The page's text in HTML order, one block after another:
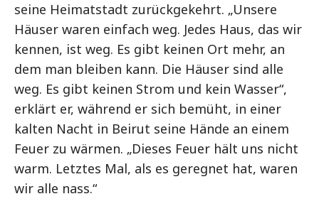
seine Heimatstadt zurückgekehrt. „Unsere
Häuser waren einfach weg. Jedes Haus, das wir
kennen, ist weg. Es gibt keinen Ort mehr, an
dem man bleiben kann. Die Häuser sind alle
weg. Es gibt keinen Strom und kein Wasser“,
erklärt er, während er sich bemüht, in einer
kalten Nacht in Beirut seine Hände an einem
Feuer zu wärmen. „Dieses Feuer hält uns nicht
warm. Letztes Mal, als es geregnet hat, waren
wir alle nass.“